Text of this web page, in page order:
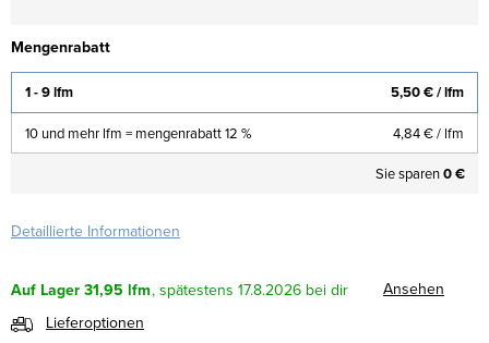
Mengenrabatt
1 - 9 lfm 5,50 €/ lfm
10 und mehr lfm = mengenrabatt 12 % 4,84 €/ lfm
Sie sparen0 €
Detaillierte Informationen
Auf Lager31,95 lfm 17.8.2026
Ansehen
Lieferoptionen